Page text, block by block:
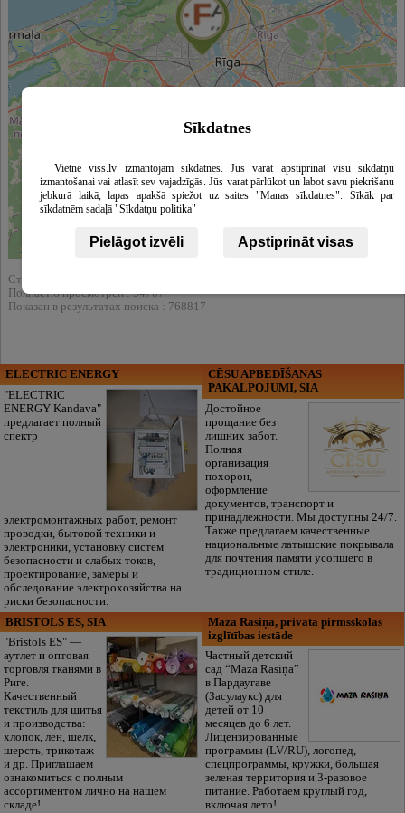
|©OpenStreetMapcontributors
Статистика:
Полнастю просмотрен : 54707
Показан в результатах поиска : 768817
ELECTRIC ENERGY
"ELECTRIC
ENERGY Kandava"
предлагает полный
спектр
электромонтажных работ, ремонт
проводки, бытовой техники и
электроники, установку систем
безопасности и слабых токов,
проектирование, замеры и
обследование электрохозяйства на
риски безопасности.
CĒSU APBEDĪŠANAS
PAKALPOJUMI, SIA
Достойное
прощание без
лишних забот.
Полная
организация
похорон,
оформление
документов, транспорт и
принадлежности. Мы доступны 24/7.
Также предлагаем качественные
национальные латышские покрывала
для почтения памяти усопшего в
традиционном стиле.
BRISTOLS ES, SIA
"Bristols ES" —
аутлет и оптовая
торговля тканями в
Риге.
Качественный
текстиль для шитья
и производства:
хлопок, лен, шелк,
шерсть, трикотаж
и др. Приглашаем
ознакомиться с полным
ассортиментом лично на нашем
складе!
Maza Rasiņa, privātā pirmsskolas
izglītības iestāde
Частный детский
сад “Maza Rasiņa”
в Пардаугаве
(Засулаукс) для
детей от 10
месяцев до 6 лет.
Лицензированные
программы (LV/RU), логопед,
спецпрограммы, кружки, большая
зеленая территория и 3-разовое
питание. Работаем круглый год,
включая лето!
Sīkdatnes
Vietne viss.lv izmantojam sīkdatnes. Jūs varat apstiprināt visu sīkdatņu
izmantošanai vai atlasīt sev vajadzīgās. Jūs varat pārlūkot un labot savu piekrišanu
jebkurā laikā, lapas apakšā spiežot uz saites "Manas sīkdatnes". Sīkāk par
sīkdatnēm sadaļā "Sīkdatņu politika"
Pielāgot izvēli Apstiprināt visas